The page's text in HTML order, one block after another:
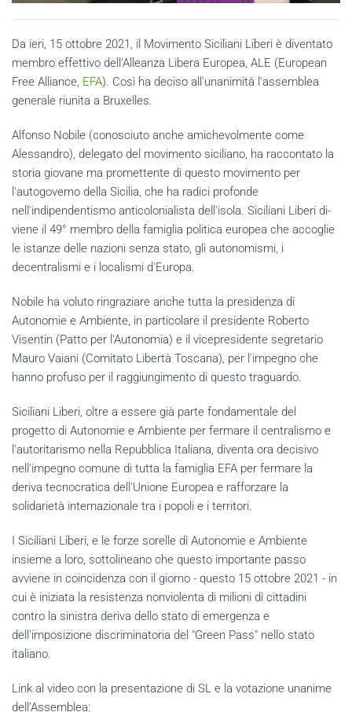
Da ieri, 15 ottobre 2021, il Movimento Si­ci­lia­ni Li­be­ri è diventato
mem­bro ef­fet­ti­vo dell'Alleanza Libera Europea, ALE (Eu­ro­pean
Free Al­lian­ce, EFA). Così ha deciso all'unanimità l'assemblea
generale riunita a Bruxelles.
Alfonso Nobile (conosciuto anche amichevolmente come
Alessandro), delegato del movimento siciliano, ha raccontato la
storia giovane ma promettente di questo movimento per
l'autogoverno della Sicilia, che ha radici profonde
nell'indipendentismo anticolonialista dell'isola. Siciliani Liberi di­
vie­ne il 49° mem­bro della famiglia politica europea che accoglie
le istanze delle nazioni senza stato, gli autonomismi, i
decentralismi e i localismi d'Europa.
Nobile ha voluto ringraziare anche tutta la presidenza di
Autonomie e Ambiente, in particolare il presidente Roberto
Visentin (Patto per l'Autonomia) e il vicepresidente segretario
Mauro Vaiani (Comitato Libertà Toscana), per l'impegno che
hanno profuso per il raggiungimento di questo traguardo.
Siciliani Liberi, oltre a essere già parte fondamentale del
progetto di Autonomie e Ambiente per fermare il centralismo e
l'autoritarismo nella Repubblica Italiana, diventa ora decisivo
nell'impegno comune di tutta la famiglia EFA per fermare la
deriva tecnocratica dell'Unione Europea e rafforzare la
solidarietà internazionale tra i popoli e i territori.
I Siciliani Liberi, e le forze sorelle di Autonomie e Ambiente
insieme a loro, sottolineano che questo importante passo
avviene in coincidenza con il giorno - questo 15 ottobre 2021 - in
cui è iniziata la resistenza nonviolenta di milioni di cittadini
contro la sinistra deriva dello stato di emergenza e
dell'imposizione discriminatoria del "Green Pass" nello stato
italiano.
Link al vi­deo con la pre­sen­ta­zio­ne di SL e la vo­ta­zio­ne una­ni­me
del­l’As­sem­blea: